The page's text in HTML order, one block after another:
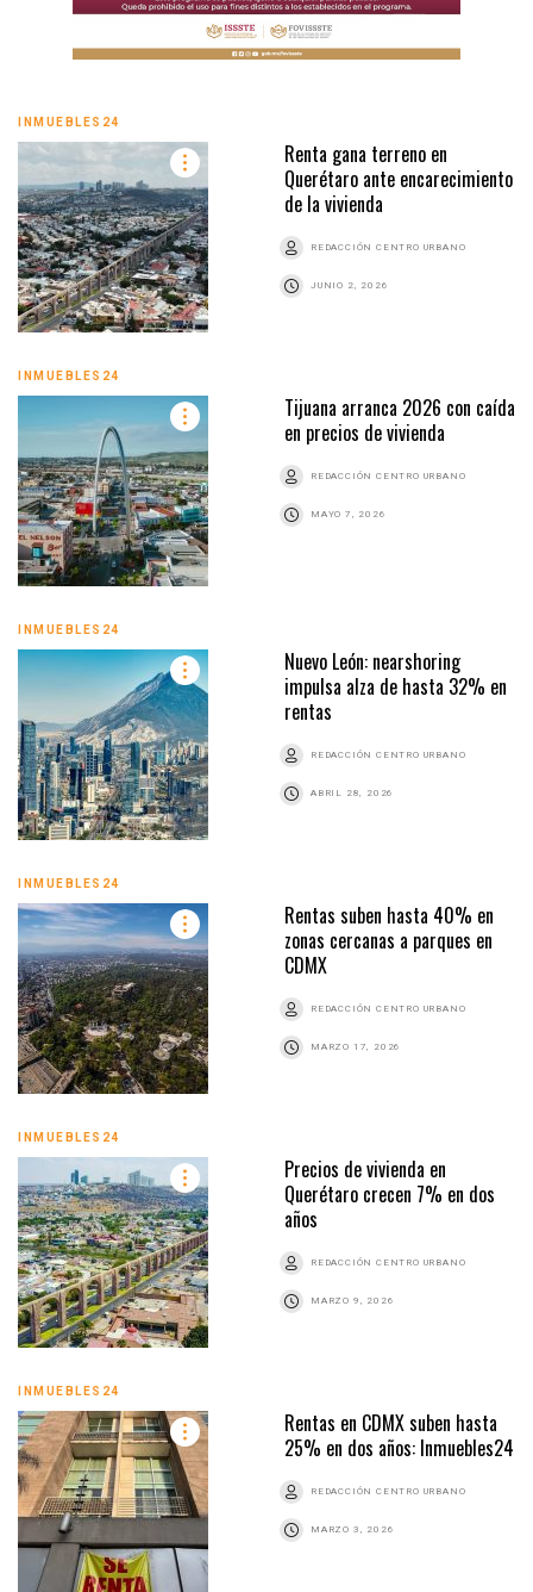
INMUEBLES24
Renta gana terreno en
Querétaro ante encarecimiento
de la vivienda
REDACCIÓN CENTRO URBANO
JUNIO 2, 2026
INMUEBLES24
Tijuana arranca 2026 con caída
en precios de vivienda
REDACCIÓN CENTRO URBANO
MAYO 7, 2026
INMUEBLES24
Nuevo León: nearshoring
impulsa alza de hasta 32% en
rentas
REDACCIÓN CENTRO URBANO
ABRIL 28, 2026
INMUEBLES24
Rentas suben hasta 40% en
zonas cercanas a parques en
CDMX
REDACCIÓN CENTRO URBANO
MARZO 17, 2026
INMUEBLES24
Precios de vivienda en
Querétaro crecen 7% en dos
años
REDACCIÓN CENTRO URBANO
MARZO 9, 2026
INMUEBLES24
Rentas en CDMX suben hasta
25% en dos años: Inmuebles24
REDACCIÓN CENTRO URBANO
MARZO 3, 2026